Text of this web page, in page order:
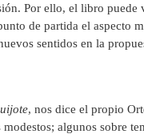
Por ello, el libro
de partida el aspecto
sentidos en la
, nos dice el propio
algunos sobre